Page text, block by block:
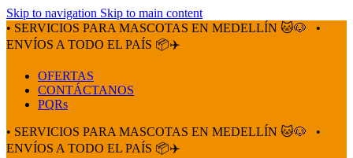
Skip to navigation Skip to main content
• SERVICIOS PARA MASCOTAS EN MEDELLÍN 🐱🐶
•
ENVÍOS A TODO EL PAÍS 📦✈️
OFERTAS
CONTÁCTANOS
PQRs
• SERVICIOS PARA MASCOTAS EN MEDELLÍN 🐱🐶
•
ENVÍOS A TODO EL PAÍS 📦✈️